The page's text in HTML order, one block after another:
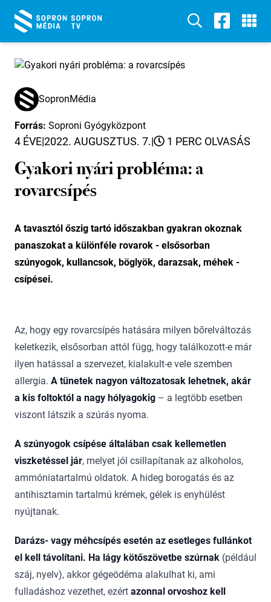
SopronMédia
Forrás: Soproni Gyógyközpont
4 ÉVE|2022. AUGUSZTUS. 7.| 1 PERC OLVASÁS
Gyakori nyári probléma: a
rovarcsípés
A tavasztól őszig tartó időszakban gyakran okoznak
panaszokat a különféle rovarok - elsősorban
szúnyogok, kullancsok, böglyök, darazsak, méhek -
csípései.
Az, hogy egy rovarcsípés hatására milyen bőrelváltozás
keletkezik, elsősorban attól függ, hogy találkozott-e már
ilyen hatással a szervezet, kialakult-e vele szemben
allergia. A tünetek nagyon változatosak lehetnek, akár
a kis foltoktól a nagy hólyagokig – a legtöbb esetben
viszont látszik a szúrás nyoma.
A szúnyogok csípése általában csak kellemetlen
viszketéssel jár, melyet jól csillapítanak az alkoholos,
ammóniatartalmú oldatok. A hideg borogatás és az
antihisztamin tartalmú krémek, gélek is enyhülést
nyújtanak.
Darázs- vagy méhcsípés esetén az esetleges fullánkot
el kell távolítani. Ha lágy kötőszövetbe szúrnak (például
száj, nyelv), akkor gégeödéma alakulhat ki, ami
fulladáshoz vezethet, ezért azonnal orvoshoz kell